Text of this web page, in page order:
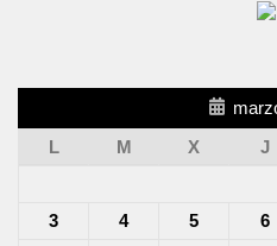
L
M X J
3
4 5 6